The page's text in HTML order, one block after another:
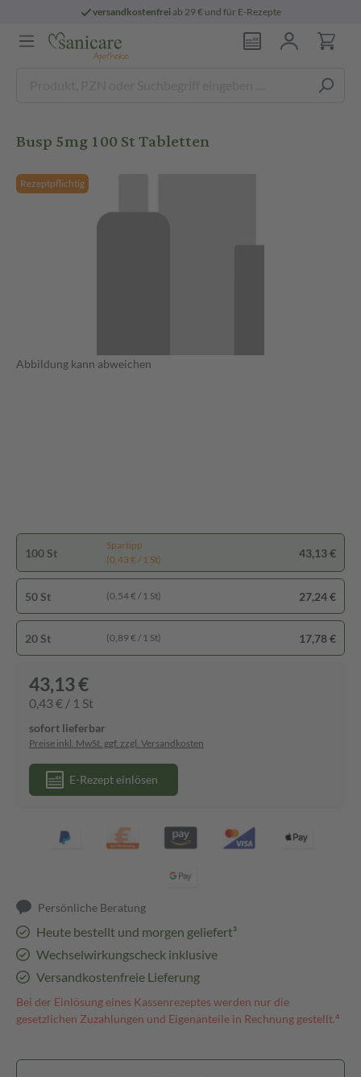
versandkostenfreiab 29 € und für E-Rezepte
Busp 5mg 100 St Tabletten
Rezeptpflichtig
Abbildung kann abweichen
100 St
Spartipp
(0,43 € / 1 St)
43,13 €
50 St (0,54 € / 1 St) 27,24 €
20 St (0,89 € / 1 St) 17,78 €
43,13 €
0,43 € / 1 St
sofort lieferbar
Preise inkl. MwSt. ggf. zzgl. Versandkosten
E-Rezept einlösen
Persönliche Beratung
Heute bestellt und morgen geliefert³
Wechselwirkungscheck inklusive
Versandkostenfreie Lieferung
Bei der Einlösung eines Kassenrezeptes werden nur die
gesetzlichen Zuzahlungen und Eigenanteile in Rechnung gestellt.⁴